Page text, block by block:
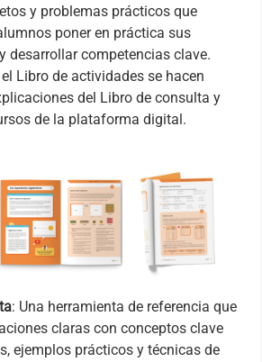
y problemas prácticos que
poner en práctica sus
desarrollar competencias clave.
Libro de actividades se hacen
del Libro de consulta y
de la plataforma digital.
: Una herramienta de referencia que
claras con conceptos clave
ejemplos prácticos y técnicas de